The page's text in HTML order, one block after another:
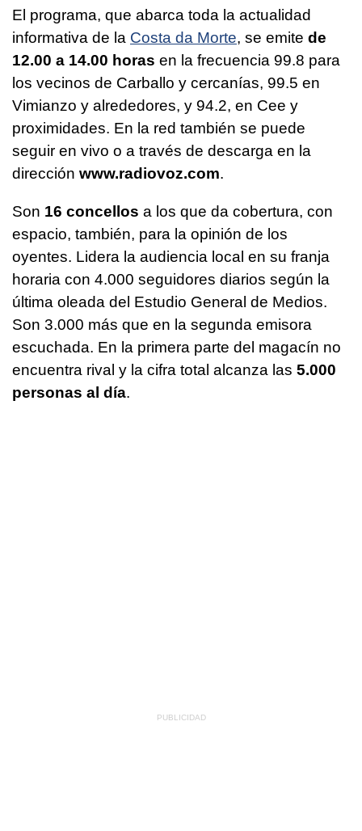
El programa, que abarca toda la actualidad
informativa de la Costa da Morte, se emite de
12.00 a 14.00 horas en la frecuencia 99.8 para
los vecinos de Carballo y cercanías, 99.5 en
Vimianzo y alrededores, y 94.2, en Cee y
proximidades. En la red también se puede
seguir en vivo o a través de descarga en la
dirección www.radiovoz.com.
Son 16 concellos a los que da cobertura, con
espacio, también, para la opinión de los
oyentes. Lidera la audiencia local en su franja
horaria con 4.000 seguidores diarios según la
última oleada del Estudio General de Medios.
Son 3.000 más que en la segunda emisora
escuchada. En la primera parte del magacín no
encuentra rival y la cifra total alcanza las 5.000
personas al día.